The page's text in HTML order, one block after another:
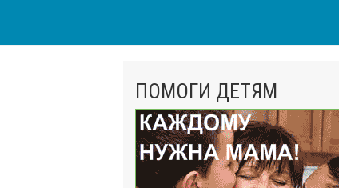
ПОМОГИ ДЕТЯМ